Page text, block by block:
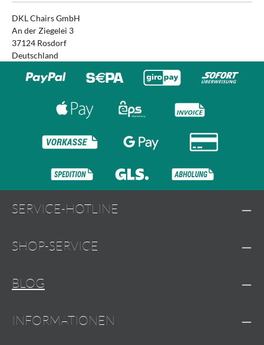
DKL Chairs GmbH
An der Ziegelei 3
37124 Rosdorf
Deutschland
SERVICE-HOTLINE
SHOP-SERVICE
BLOG
INFORMATIONEN